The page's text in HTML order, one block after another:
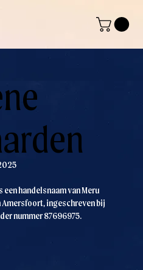
handelsnaam van Meru
ingeschreven bij
nummer 87696975.